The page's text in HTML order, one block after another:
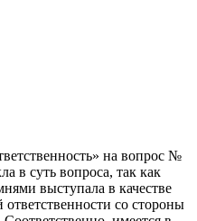
на вопрос №
в суть вопроса, так как
выступала в качестве
ответственности со стороны